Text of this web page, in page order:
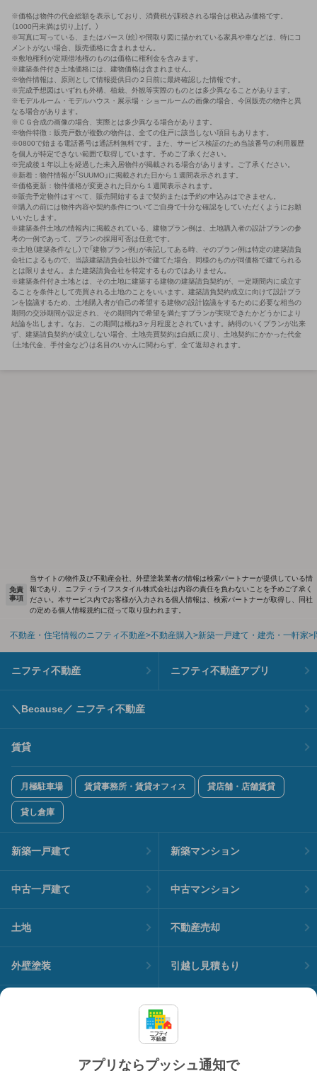
※価格は物件の代金総額を表示しており、消費税が課税される場合は税込み価格です。
（1000円未満は切り上げ。）
※写真に写っている、またはパース（絵）や間取り図に描かれている家具や車などは、特にコ
メントがない場合、販売価格に含まれません。
※敷地権利が定期借地権のものは価格に権利金を含みます。
※建築条件付き土地価格には、建物価格は含まれません。
※物件情報は、原則として情報提供日の２日前に最終確認した情報です。
※完成予想図はいずれも外構、植栽、外観等実際のものとは多少異なることがあります。
※モデルルーム・モデルハウス・展示場・ショールームの画像の場合、今回販売の物件と異
なる場合があります。
※ＣＧ合成の画像の場合、実際とは多少異なる場合があります。
※物件特徴：販売戸数が複数の物件は、全ての住戸に該当しない項目もあります。
※0800で始まる電話番号は通話料無料です。また、サービス検証のため当該番号の利用履歴
を個人が特定できない範囲で取得しています。予めご了承ください。
※完成後１年以上を経過した未入居物件が掲載される場合があります。ご了承ください。
※新着：物件情報が「SUUMO」に掲載された日から１週間表示されます。
※価格更新：物件価格が変更された日から１週間表示されます。
※販売予定物件はすべて、販売開始するまで契約または予約の申込みはできません。
※購入の前には物件内容や契約条件についてご自身で十分な確認をしていただくようにお願
いいたします。
※建築条件土地の情報内に掲載されている、建物プラン例は、土地購入者の設計プランの参
考の一例であって、プランの採用可否は任意です。
※土地（建築条件なし）で「建物プラン例」が表記してある時、そのプラン例は特定の建築請負
会社によるもので、当該建築請負会社以外で建てた場合、同様のものが同価格で建てられる
とは限りません。また建築請負会社を特定するものではありません。
※建築条件付き土地とは、その土地に建築する建物の建築請負契約が、一定期間内に成立す
ることを条件として売買される土地のことをいいます。建築請負契約成立に向けて設計プラ
ンを協議するため、土地購入者が自己の希望する建物の設計協議をするために必要な相当の
期間の交渉期間が設定され、その期間内で希望を満たすプランが実現できたかどうかにより
結論を出します。なお、この期間は概ね3ヶ月程度とされています。納得のいくプランが出来
ず、建築請負契約が成立しない場合、土地売買契約は白紙に戻り、土地契約にかかった代金
（土地代金、手付金など）は名目のいかんに関わらず、全て返却されます。
アプリならプッシュ通知で
免責
事項
当サイトの物件及び不動産会社、外壁塗装業者の情報は検索パートナーが提供している情
報であり、ニフティライフスタイル株式会社は内容の責任を負わないことを予めご了承く
ださい。本サービス内でお客様が入力される個人情報は、検索パートナーが取得し、同社
の定める個人情報規約に従って取り扱われます。
不動産・住宅情報のニフティ不動産 不動産購入 新築一戸建て・建売・一軒家
ニフティ不動産 ニフティ不動産アプリ
＼Because／ ニフティ不動産
賃貸
月極駐車場 賃貸事務所・賃貸オフィス 貸店舗・店舗賃貸
貸し倉庫
新築一戸建て 新築マンション
中古一戸建て 中古マンション
土地 不動産売却
外壁塗装 引越し見積もり
カードローン
マンション情報